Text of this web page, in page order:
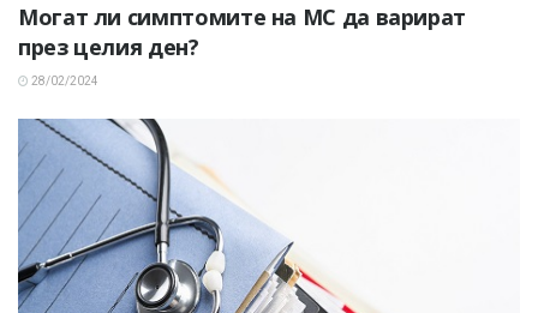
Могат ли симптомите на МС да варират
през целия ден?
28/02/2024